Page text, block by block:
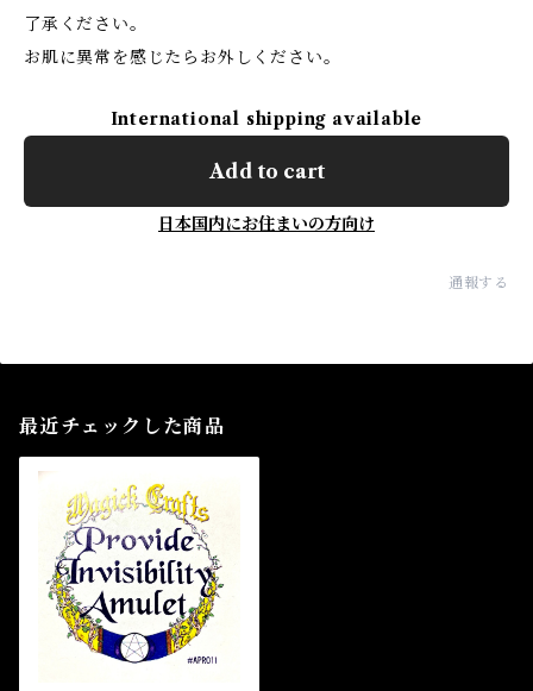
了承ください。
お肌に異常を感じたらお外しください。
International shipping available
Add to cart
日本国内にお住まいの方向け
通報する
最近チェックした商品